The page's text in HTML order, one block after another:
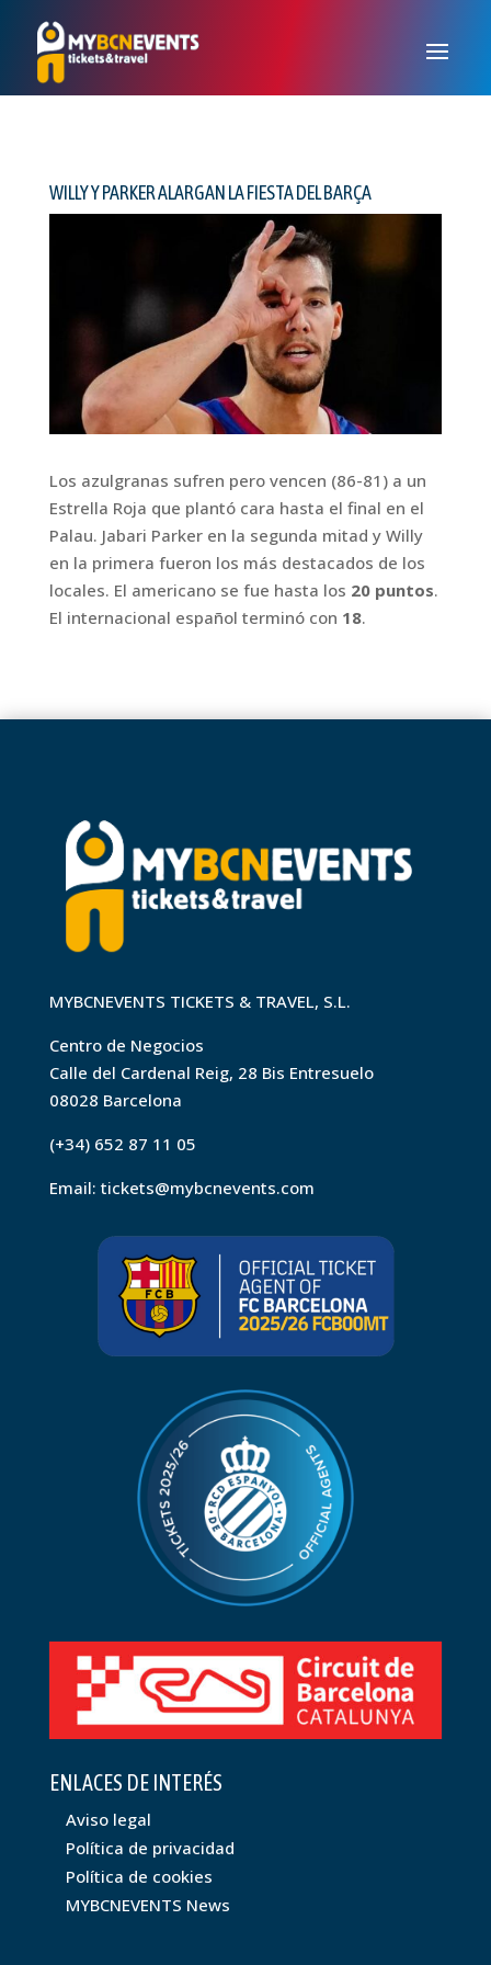
WILLY Y PARKER ALARGAN LA FIESTA DEL BARÇA
Los azulgranas sufren pero vencen (86-81) a un
Estrella Roja que plantó cara hasta el final en el
Palau. Jabari Parker en la segunda mitad y Willy
en la primera fueron los más destacados de los
locales. El americano se fue hasta los 20 puntos.
El internacional español terminó con 18.
MYBCNEVENTS TICKETS & TRAVEL, S.L.
Centro de Negocios
Calle del Cardenal Reig, 28 Bis Entresuelo
08028 Barcelona
(+34) 652 87 11 05
Email: tickets@mybcnevents.com
ENLACES DE INTERÉS
Aviso legal
Política de privacidad
Política de cookies
MYBCNEVENTS News